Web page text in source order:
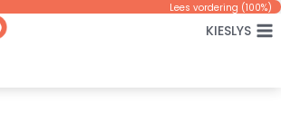
Lees vordering (100%)
KIESLYS